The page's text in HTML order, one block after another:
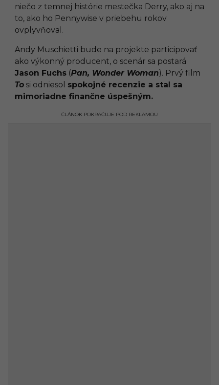
niečo z temnej histórie mestečka Derry, ako aj na
to, ako ho Pennywise v priebehu rokov
ovplyvňoval.
Andy Muschietti bude na projekte participovať
ako výkonný producent, o scenár sa postará
Jason Fuchs (Pan, Wonder Woman). Prvý film
To si odniesol spokojné recenzie a stal sa
mimoriadne finančne úspešným.
ČLÁNOK POKRAČUJE POD REKLAMOU